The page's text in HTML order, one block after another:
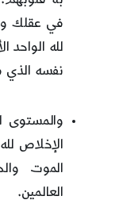
في عقلك
لله
نفسه الذي
والمستوى
الإخلاص
الموت
العالمين.